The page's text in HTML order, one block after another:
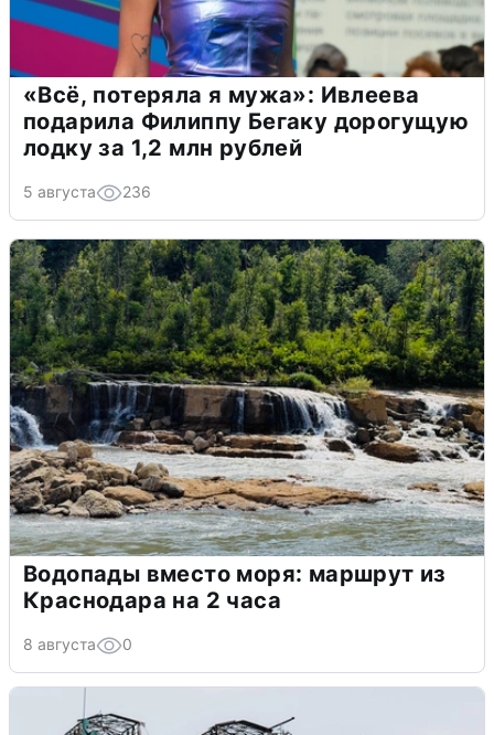
«Всё, потеряла я мужа»: Ивлеева
подарила Филиппу Бегаку дорогущую
лодку за 1,2 млн рублей
5 августа 236
Водопады вместо моря: маршрут из
Краснодара на 2 часа
8 августа 0